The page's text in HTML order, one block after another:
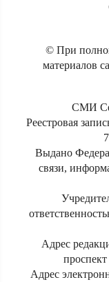
© При
материалов
СМИ
Реестровая
Выдано
связи,
Адрес
Адрес